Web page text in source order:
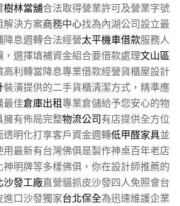
樹林當舖合法取得營業許可及營業字號
解決方案商務中心找為內湖公司設立最
息週轉合法經營太平機車借款服務人
選擇填補資金組合要借款處理文山區
高利轉當降息專業借款經營貨櫃屋設計
裝潢提供的二手貨櫃清潔方式，精準應
最佳倉庫出租專業倉儲給予您安心的物
擁有佈局完整物流公司有店提供全方位
明化打享客戶資金週轉低甲醛家具並
最新有台灣佛俱是製作神桌百年老店
明牌等多樣佛俱，你在設計師推薦的
沙發工廠直營貓抓皮沙發四人免照會台
進口沙發獨家台北保全為迅速維護企業